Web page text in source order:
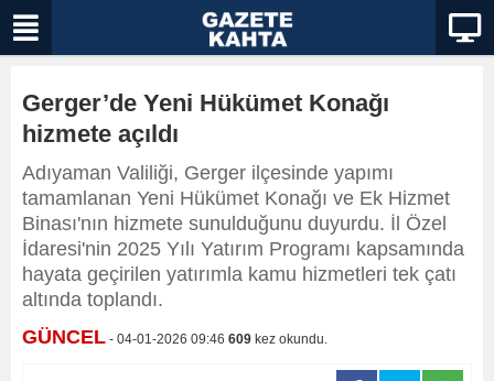
Gerger’de Yeni Hükümet Konağı
hizmete açıldı
Adıyaman Valiliği, Gerger ilçesinde yapımı
tamamlanan Yeni Hükümet Konağı ve Ek Hizmet
Binası'nın hizmete sunulduğunu duyurdu. İl Özel
İdaresi'nin 2025 Yılı Yatırım Programı kapsamında
hayata geçirilen yatırımla kamu hizmetleri tek çatı
altında toplandı.
GÜNCEL - 04-01-2026 09:46 609 kez okundu.